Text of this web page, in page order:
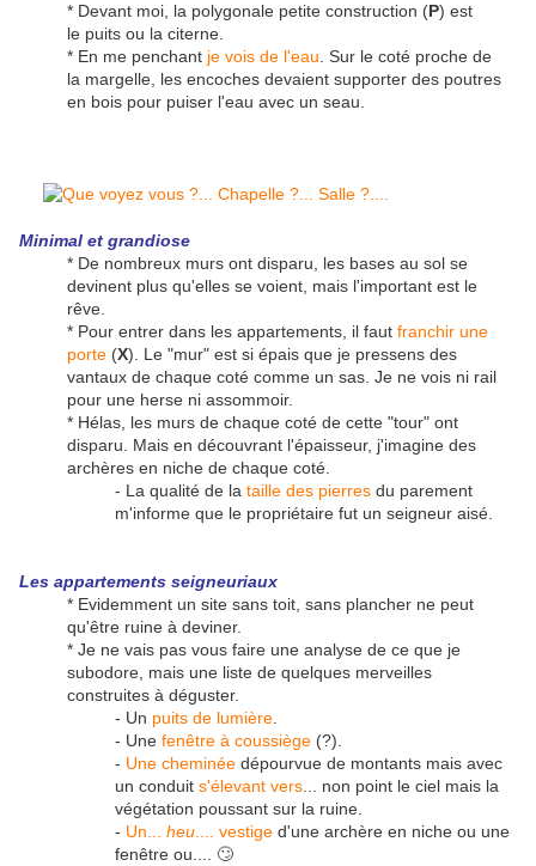
* Devant moi, la polygonale petite construction (P) est
le puits ou la citerne.
* En me penchant je vois de l'eau . Sur le coté proche de
la margelle, les encoches devaient supporter des poutres
en bois pour puiser l'eau avec un seau.
Minimal et grandiose
* De nombreux murs ont disparu, les bases au sol se
devinent plus qu'elles se voient, mais l'important est le
rêve.
* Pour entrer dans les appartements, il faut franchir une
porte (X). Le "mur" est si épais que je pressens des
vantaux de chaque coté comme un sas. Je ne vois ni rail
pour une herse ni assommoir.
* Hélas, les murs de chaque coté de cette "tour" ont
disparu. Mais en découvrant l'épaisseur, j'imagine des
archères en niche de chaque coté.
- La qualité de la taille des pierres du parement
m'informe que le propriétaire fut un seigneur aisé.
Les appartements seigneuriaux
* Evidemment un site sans toit, sans plancher ne peut
qu'être ruine à deviner.
* Je ne vais pas vous faire une analyse de ce que je
subodore, mais une liste de quelques merveilles
construites à déguster.
- Un puits de lumière
- Une fenêtre à coussiège (?).
- Une cheminée dépourvue de montants mais avec
un conduit s'élevant vers ... non point le ciel mais la
végétation poussant sur la ruine.
- Un... heu .... vestige d'une archère en niche ou une
fenêtre ou.... 🙄